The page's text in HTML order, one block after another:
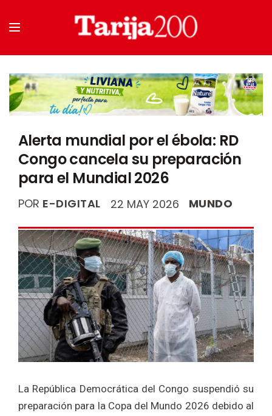
Alerta mundial por el ébola: RD
Congo cancela su preparación
para el Mundial 2026
POR E-DIGITAL 22 MAY 2026 MUNDO
La República Democrática del Congo suspendió su
preparación para la Copa del Mundo 2026 debido al